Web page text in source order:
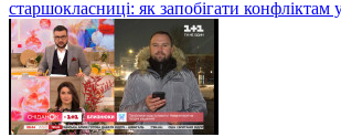
старшокласниці: як запобігати конфліктам